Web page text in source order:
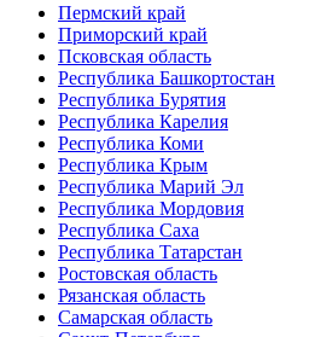
Пермский край
Приморский край
Псковская область
Республика Башкортостан
Республика Бурятия
Республика Карелия
Республика Коми
Республика Крым
Республика Марий Эл
Республика Мордовия
Республика Саха
Республика Татарстан
Ростовская область
Рязанская область
Самарская область